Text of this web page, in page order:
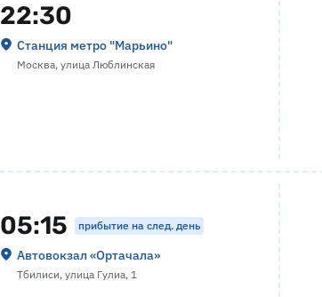
22:30
Станция метро "Марьино"
Москва, улица Люблинская
05:15 прибытие на след. день
Автовокзал «Ортачала»
Тбилиси, улица Гулиа, 1